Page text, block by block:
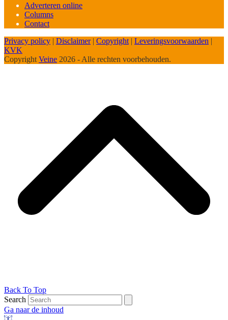
Adverteren online
Columns
Contact
Privacy policy | Disclaimer| Copyright | Leveringsvoorwaarden |
KVK
Copyright Veine 2026 - Alle rechten voorbehouden.
Back To Top
Search
Ga naar de inhoud
Toolbar openen